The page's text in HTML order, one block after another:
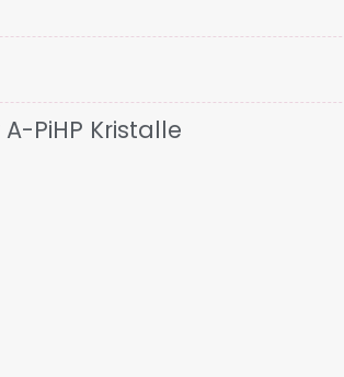
PiHP Kristalle